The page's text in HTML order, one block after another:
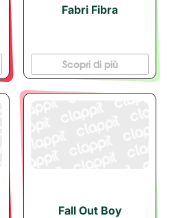
Fabri Fibra
Scopri di più
Fall Out Boy